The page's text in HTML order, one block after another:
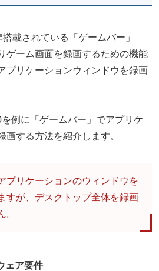
載されている「ゲームバー」
ゲーム画面を録画するための機能
プリケーションウィンドウを録画
例に「ゲームバー」でアプリケ
画する方法を紹介します。
プリケーションのウィンドウを
すが、デスクトップ全体を録画
。
ェア要件